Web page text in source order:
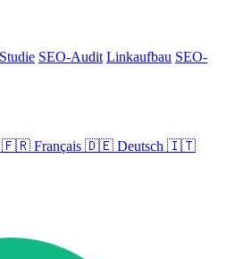
SEO-Audit Linkaufbau SEO-
🇫🇷 Français 🇩🇪 Deutsch 🇮🇹